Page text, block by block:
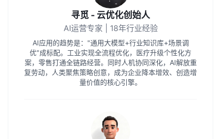
寻觅 - 云优化创始人
AI运营专家 | 18年行业经验
AI应用的趋势是："通用大模型+行业知识库+场景调
优"成标配。工业实现全流程优化，医疗升级个性化方
案，零售打通全链路经营。同时人机协同深化，AI解放重
复劳动，人类聚焦策略创意，成为企业降本增效、创造增
量价值的核心引擎。